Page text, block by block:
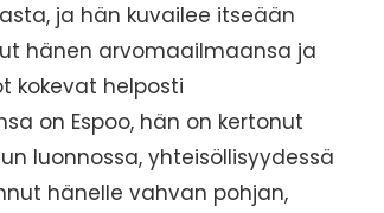
ja hän kuvailee itseään
hänen arvomaailmaansa ja
kokevat helposti
on Espoo, hän on kertonut
luonnossa, yhteisöllisyydessä
hänelle vahvan pohjan,